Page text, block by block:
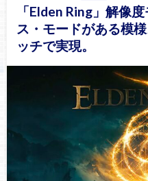
「Elden Ring」解像
ス・モードがある模
ッチで実現。